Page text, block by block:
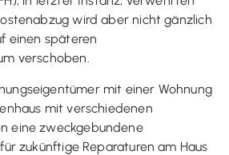
wird aber nicht gänzlich
einen späteren
verschoben.
mit einer Wohnung
mit verschiedenen
eine zweckgebundene
zukünftige Reparaturen am Haus